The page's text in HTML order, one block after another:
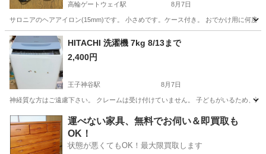
高輪ゲートウェイ駅 8月7日
サロニアのヘアアイロン(15mm)です。 小さめです。ケース付き。 おでかけ用に何度
東京 港区 高輪ゲートウェイ駅
HITACHI 洗濯機 7kg 8/13まで
2,400円
王子神谷駅 8月7日
神経質な方はご遠慮下さい。 クレームは受け付けていません。 子どもがいるため、
東京 北区 王子神谷駅 生活家電
運べない家具、無料でお伺い＆即買取も
OK！
状態が悪くてもOK！最大限買取します